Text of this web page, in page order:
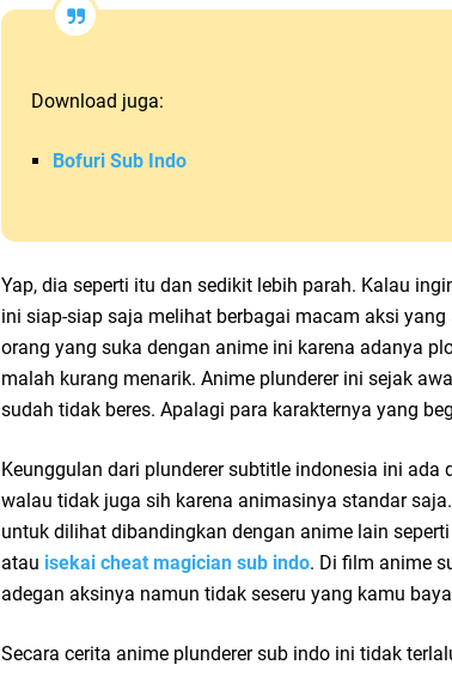
Download juga:
Bofuri Sub Indo
Yap, dia seperti itu dan sedikit lebih parah. Kalau
ini siap-siap saja melihat berbagai macam aksi
orang yang suka dengan anime ini karena adanya
malah kurang menarik. Anime plunderer ini sejak
sudah tidak beres. Apalagi para karakternya yang
Keunggulan dari plunderer subtitle indonesia ini ada
walau tidak juga sih karena animasinya standar
untuk dilihat dibandingkan dengan anime lain seperti
atau isekai cheat magician sub indo. Di film anime
adegan aksinya namun tidak seseru yang kamu
Secara cerita anime plunderer sub indo ini tidak